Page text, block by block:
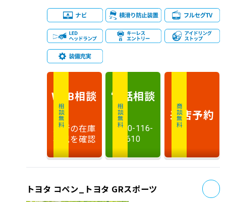
相談無料
WEB相談
最新の在庫
状況を確認
相談無料
電話相談
0120-116-
610
商談無料
来店予約
トヨタ コペン_トヨタ GRスポーツ